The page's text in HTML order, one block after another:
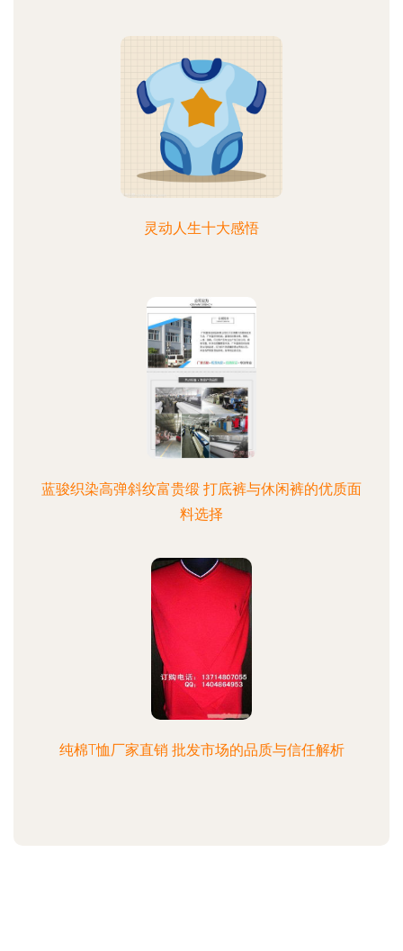
灵动人生十大感悟
蓝骏织染高弹斜纹富贵缎 打底裤与休闲裤的优质面
料选择
纯棉T恤厂家直销 批发市场的品质与信任解析